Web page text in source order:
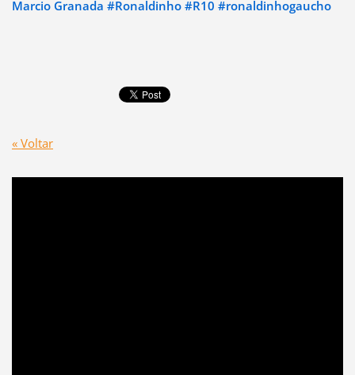
Marcio Granada #Ronaldinho #R10 #ronaldinhogaucho
« Voltar